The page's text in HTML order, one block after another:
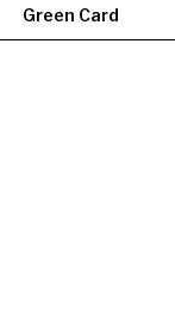
Green Card